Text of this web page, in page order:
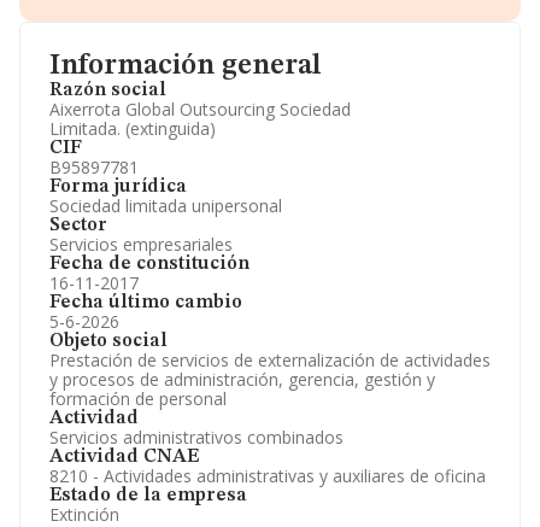
Información general
Razón social
Aixerrota Global Outsourcing Sociedad
Limitada. (extinguida)
CIF
B95897781
Forma jurídica
Sociedad limitada unipersonal
Sector
Servicios empresariales
Fecha de constitución
16-11-2017
Fecha último cambio
5-6-2026
Objeto social
Prestación de servicios de externalización de actividades
y procesos de administración, gerencia, gestión y
formación de personal
Actividad
Servicios administrativos combinados
Actividad CNAE
8210 - Actividades administrativas y auxiliares de oficina
Estado de la empresa
Extinción
Accionistas.
Artículos de prensa publicados sobre la empresa.
Información oficial y registral complementaria.